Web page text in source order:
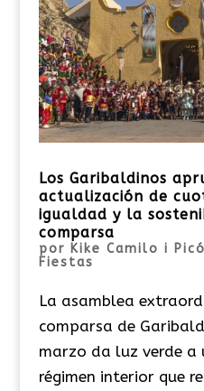
Los Garibaldinos
actualización de
igualdad y la
comparsa
por Kike Camilo i Picó
Fiestas
La asamblea
comparsa de
marzo da luz verde
régimen interior que